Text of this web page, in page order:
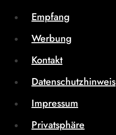
Empfang
Werbung
Kontakt
Datenschutzhinweis
Impressum
Privatsphäre